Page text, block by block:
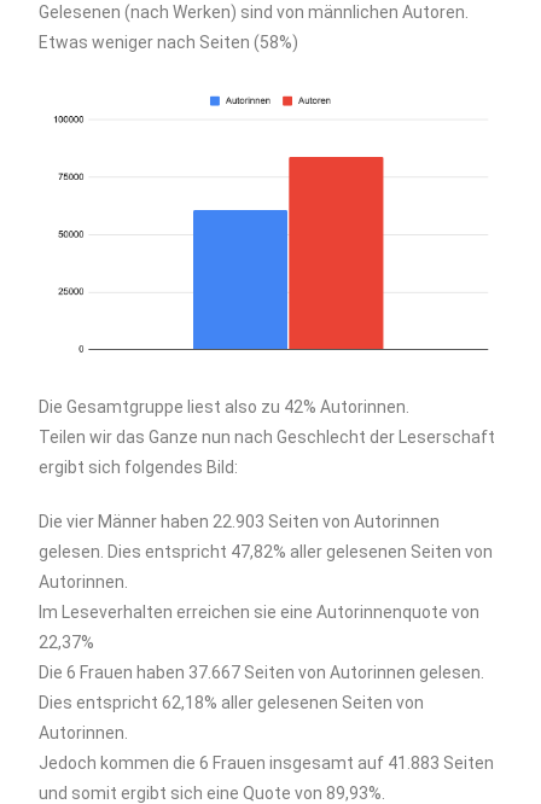
Gelesenen (nach Werken) sind von männlichen Autoren.
Etwas weniger nach Seiten (58%)
Die Gesamtgruppe liest also zu 42% Autorinnen.
Teilen wir das Ganze nun nach Geschlecht der Leserschaft
ergibt sich folgendes Bild:
Die vier Männer haben 22.903 Seiten von Autorinnen
gelesen. Dies entspricht 47,82% aller gelesenen Seiten von
Autorinnen.
Im Leseverhalten erreichen sie eine Autorinnenquote von
22,37%
Die 6 Frauen haben 37.667 Seiten von Autorinnen gelesen.
Dies entspricht 62,18% aller gelesenen Seiten von
Autorinnen.
Jedoch kommen die 6 Frauen insgesamt auf 41.883 Seiten
und somit ergibt sich eine Quote von 89,93%.